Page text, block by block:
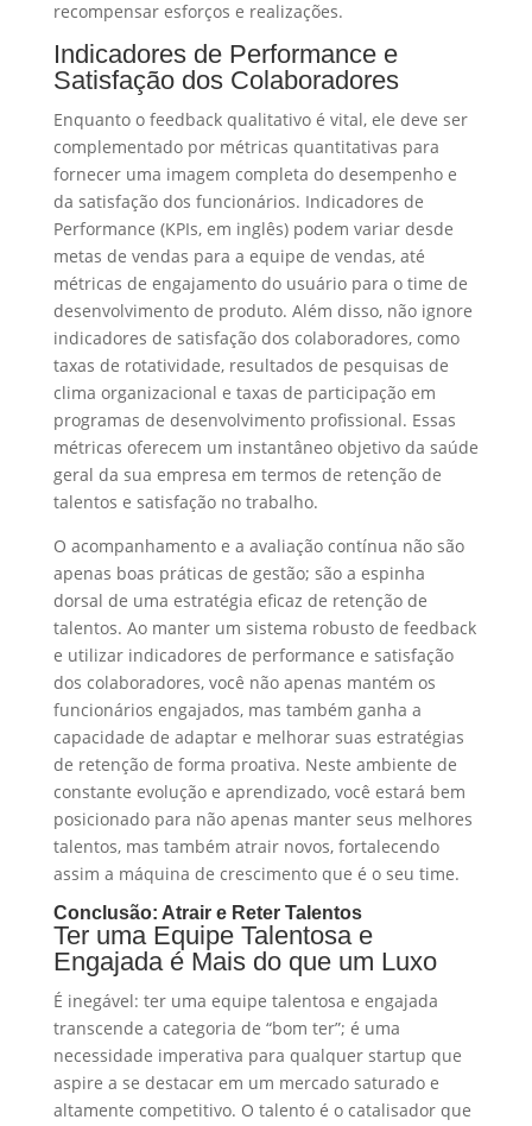
recompensar esforços e realizações.
Indicadores de Performance e
Satisfação dos Colaboradores
Enquanto o feedback qualitativo é vital, ele deve ser
complementado por métricas quantitativas para
fornecer uma imagem completa do desempenho e
da satisfação dos funcionários. Indicadores de
Performance (KPIs, em inglês) podem variar desde
metas de vendas para a equipe de vendas, até
métricas de engajamento do usuário para o time de
desenvolvimento de produto. Além disso, não ignore
indicadores de satisfação dos colaboradores, como
taxas de rotatividade, resultados de pesquisas de
clima organizacional e taxas de participação em
programas de desenvolvimento profissional. Essas
métricas oferecem um instantâneo objetivo da saúde
geral da sua empresa em termos de retenção de
talentos e satisfação no trabalho.
O acompanhamento e a avaliação contínua não são
apenas boas práticas de gestão; são a espinha
dorsal de uma estratégia eficaz de retenção de
talentos. Ao manter um sistema robusto de feedback
e utilizar indicadores de performance e satisfação
dos colaboradores, você não apenas mantém os
funcionários engajados, mas também ganha a
capacidade de adaptar e melhorar suas estratégias
de retenção de forma proativa. Neste ambiente de
constante evolução e aprendizado, você estará bem
posicionado para não apenas manter seus melhores
talentos, mas também atrair novos, fortalecendo
assim a máquina de crescimento que é o seu time.
Conclusão: Atrair e Reter Talentos
Ter uma Equipe Talentosa e
Engajada é Mais do que um Luxo
É inegável: ter uma equipe talentosa e engajada
transcende a categoria de “bom ter”; é uma
necessidade imperativa para qualquer startup que
aspire a se destacar em um mercado saturado e
altamente competitivo. O talento é o catalisador que